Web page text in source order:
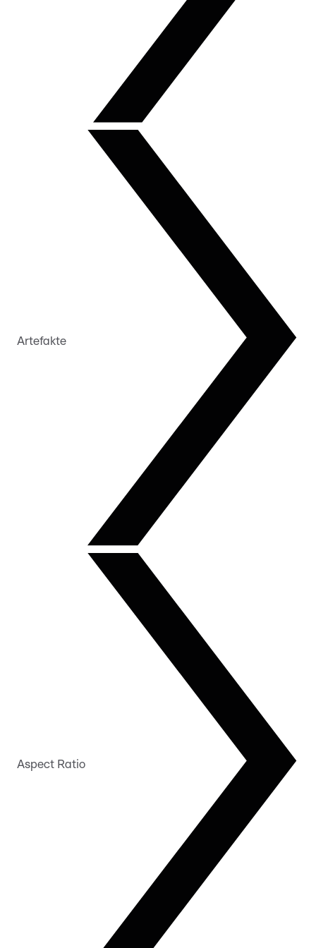
Artefakte
Aspect Ratio